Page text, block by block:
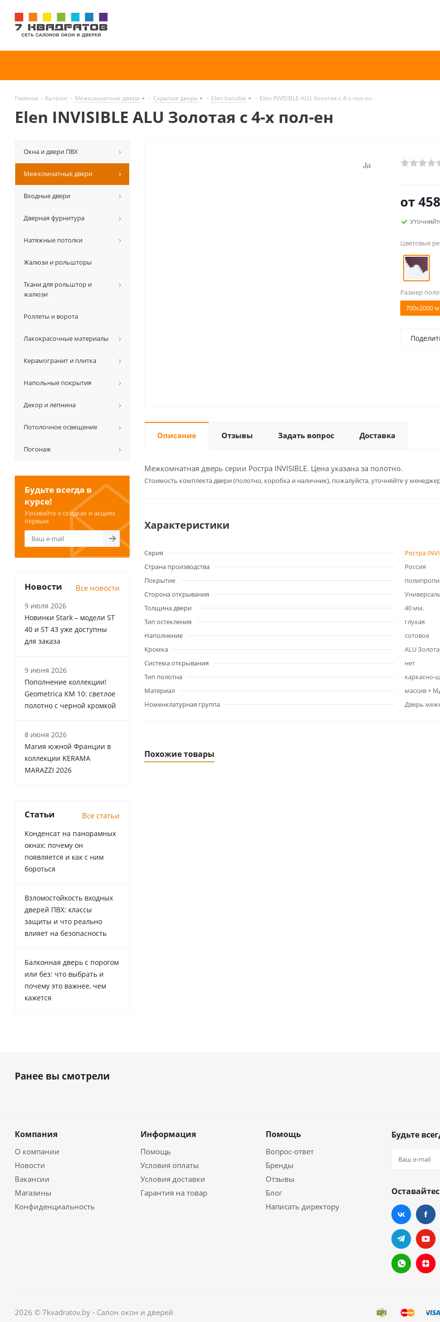
Главная - Каталог - Межкомнатные двери - Скрытые двери - Elen Invisible - Elen INVISIBLE ALU Золотая с 4-х пол-ен
Elen INVISIBLE ALU Золотая с 4-х пол-ен
от
Цветовые
Размер
700x2000
Описание Отзывы Задать вопрос Доставка
Межкомнатная дверь серии Ростра INVISIBLE. Цена указана за полотно.
Cтоимость комплекта двери (полотно, коробка и наличник), пожалуйста, уточняйте у
Характеристики
Серия
Ростра
Страна производства
Россия
Покрытие
Сторона открывания
Толщина двери
40 мм.
Тип остекления
глухая
Наполнение
сотовое
Кромка
ALU
Система открывания
нет
Тип полотна
каркасно-
Материал
массив +
Номенклатурная группа
Дверь
Похожие товары
Окна и двери ПВХ
Межкомнатные двери
Входные двери
Дверная фурнитура
Натяжные потолки
Жалюзи и рольшторы
Ткани для рольштор и
жалюзи
Роллеты и ворота
Лакокрасочные материалы
Керамогранит и плитка
Напольные покрытия
Декор и лепнина
Потолочное освещение
Погонаж
Будьте всегда в
курсе!
Узнавайте о скидках и акциях
первым
Новости Все новости
9 июля 2026
Новинки Stark – модели ST
40 и ST 43 уже доступны
для заказа
9 июня 2026
Пополнение коллекции!
Geometrica KM 10: светлое
полотно с черной кромкой
8 июня 2026
Магия южной Франции в
коллекции KERAMA
MARAZZI 2026
Статьи Все статьи
Конденсат на панорамных
окнах: почему он
появляется и как с ним
бороться
Взломостойкость входных
дверей ПВХ: классы
защиты и что реально
влияет на безопасность
Балконная дверь с порогом
или без: что выбрать и
почему это важнее, чем
кажется
Ранее вы смотрели
Компания
О компании
Новости
Вакансии
Магазины
Конфиденциальность
Информация
Помощь
Условия оплаты
Условия доставки
Гарантия на товар
Помощь
Вопрос-ответ
Бренды
Отзывы
Блог
Написать директору
Будьте
2026 © 7kvadratov.by - Салон окон и дверей